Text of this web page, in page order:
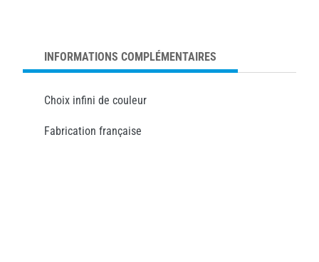
INFORMATIONS COMPLÉMENTAIRES
Choix infini de couleur
Fabrication française